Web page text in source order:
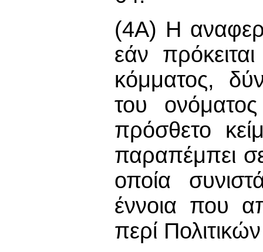
(4A) Η
εάν
κόμματος,
του
πρόσθετο
παραπέμπει
οποία
έννοια που
περί